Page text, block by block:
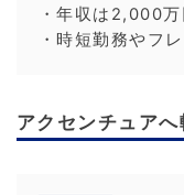
・年収は2,000
・時短勤務やフ
アクセンチュア